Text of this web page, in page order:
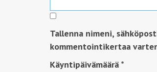
Tallenna nimeni,
kommentointikertaa
Käyntipäivämäärä *